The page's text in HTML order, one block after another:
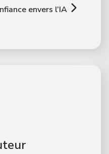
envers l’IA